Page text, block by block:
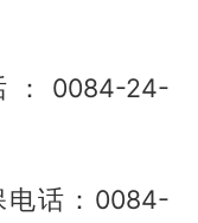
0084-24-
电话：0084-